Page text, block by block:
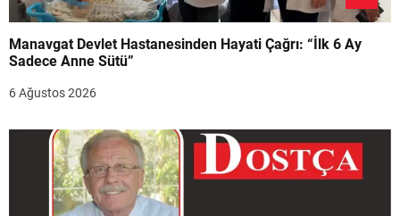
Manavgat Devlet Hastanesinden Hayati Çağrı: “İlk 6 Ay
Sadece Anne Sütü”
6 Ağustos 2026